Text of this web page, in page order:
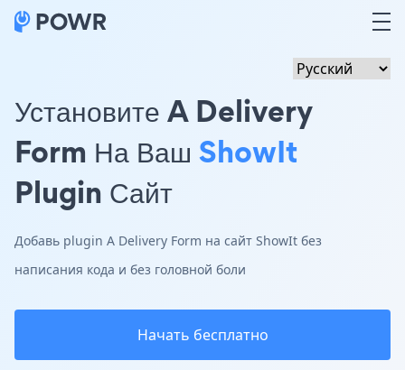
Установите A Delivery
Form На Ваш ShowIt
Plugin Сайт
Добавь plugin A Delivery Form на сайт ShowIt без
написания кода и без головной боли
Начать бесплатно